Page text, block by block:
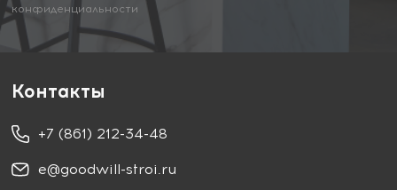
конфиденциальности
Контакты
+7 (861) 212-34-48
e@goodwill-stroi.ru